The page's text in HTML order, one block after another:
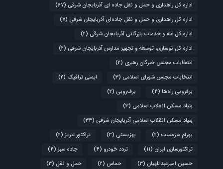
اداره کل راهداری و حمل و نقل جاده ای آذربایجان شرقی (67)
اداره کل راهداری و حمل و نقل جاده‌ای آذربایجان شرقی (7)
اداره کل غله و خدمات بازرگانی آذربایجان شرقی (2)
اداره کل نوسازی، توسعه و تجهیز مدارس آذربایجان شرقی (2)
انتخابات مجلس خبرگان رهبری (2)
انتخابات مجلس شورای اسلامی (3) ایمنی ترافیک (2)
برفروبی راه‌ها (4) برف‌روبی (2)
بنیاد مسکن انقلاب اسلامی (3)
بنیاد مسکن انقلاب اسلامی آذربایجان شرقی (34)
بهرام سرمست (2) بهزیستی (3) تراکتور تبریز (2)
تراکتورسازی ایران (11) تردد خودرو (4) جاده سبز (4)
حسین امیرعبداللهیان (3) حماس (2) حمل و نقل (3)